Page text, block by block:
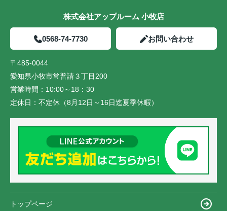
株式会社アップルーム 小牧店
0568-74-7730 お問い合わせ
〒485-0044
愛知県小牧市常普請３丁目200
営業時間： 10:00～18：30
定休日： 不定休（8月12日～16日迄夏季休暇）
トップページ